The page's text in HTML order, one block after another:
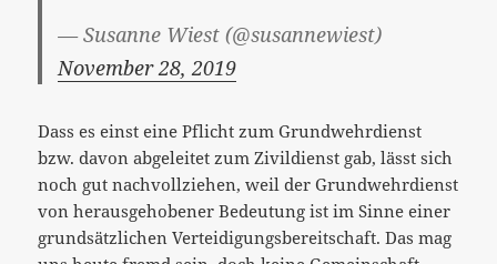
— Susanne Wiest (@susannewiest)
November 28, 2019
Dass es einst eine Pflicht zum Grundwehrdienst
bzw. davon abgeleitet zum Zivildienst gab, lässt sich
noch gut nachvollziehen, weil der Grundwehrdienst
von herausgehobener Bedeutung ist im Sinne einer
grundsätzlichen Verteidigungsbereitschaft. Das mag